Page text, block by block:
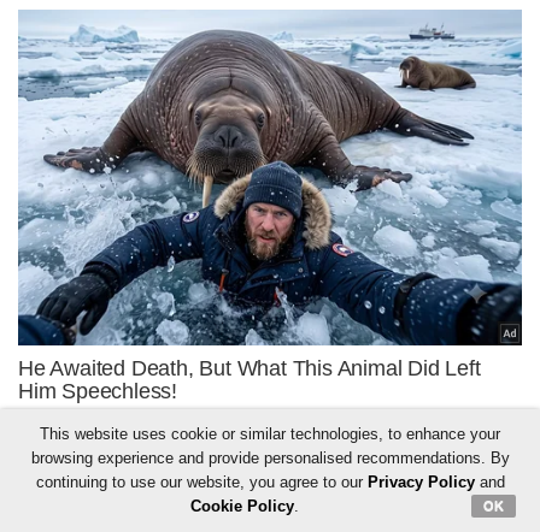
This website uses cookie or similar technologies, to enhance your
browsing experience and provide personalised recommendations. By
continuing to use our website, you agree to our Privacy Policyand
Cookie Policy. OK